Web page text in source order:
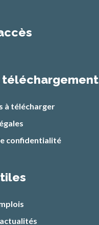
téléchargement
à télécharger
confidentialité